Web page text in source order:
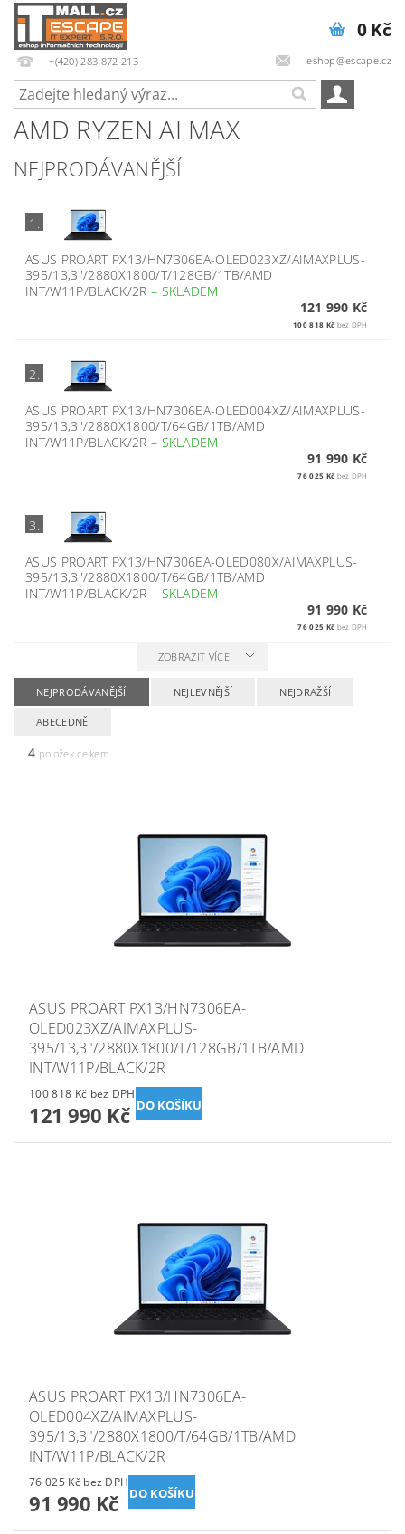
+(420) 283 872 213 eshop@escape.cz
0 Kč
AMD RYZEN AI MAX
NEJPRODÁVANĚJŠÍ
1.
ASUS PROART PX13/HN7306EA-OLED023XZ/AIMAXPLUS-
395/13,3"/2880X1800/T/128GB/1TB/AMD
INT/W11P/BLACK/2R – SKLADEM
121 990 Kč
100 818 Kč bez DPH
2.
ASUS PROART PX13/HN7306EA-OLED004XZ/AIMAXPLUS-
395/13,3"/2880X1800/T/64GB/1TB/AMD
INT/W11P/BLACK/2R – SKLADEM
91 990 Kč
76 025 Kč bez DPH
3.
ASUS PROART PX13/HN7306EA-OLED080X/AIMAXPLUS-
395/13,3"/2880X1800/T/64GB/1TB/AMD
INT/W11P/BLACK/2R – SKLADEM
91 990 Kč
76 025 Kč bez DPH
ZOBRAZIT VÍCE
NEJPRODÁVANĚJŠÍ NEJLEVNĚJŠÍ NEJDRAŽŠÍ
ABECEDNĚ
4 položek celkem
ASUS PROART PX13/HN7306EA-
OLED023XZ/AIMAXPLUS-
395/13,3"/2880X1800/T/128GB/1TB/AMD
INT/W11P/BLACK/2R
100 818 Kč bez DPH
121 990 Kč
ASUS PROART PX13/HN7306EA-
OLED004XZ/AIMAXPLUS-
395/13,3"/2880X1800/T/64GB/1TB/AMD
INT/W11P/BLACK/2R
76 025 Kč bez DPH
91 990 Kč